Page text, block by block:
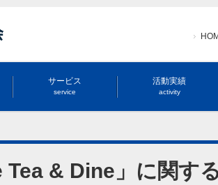
サービス
service
活動実績
activity
Tea & Dine」に関す